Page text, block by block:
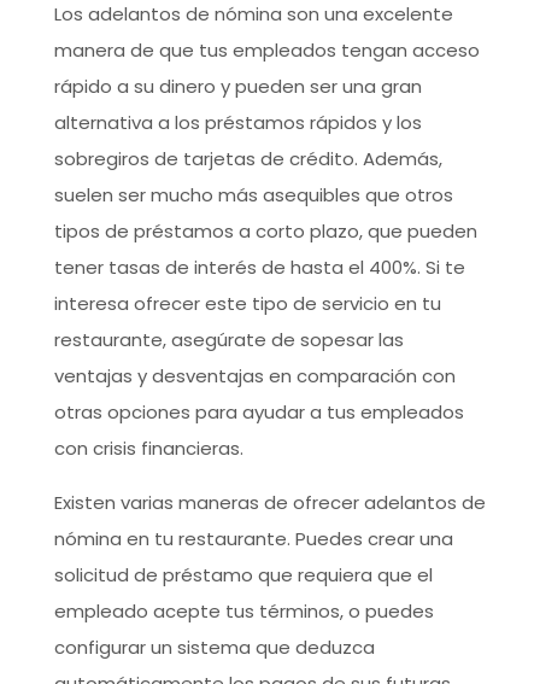
Los adelantos de nómina son una excelente
manera de que tus empleados tengan acceso
rápido a su dinero y pueden ser una gran
alternativa a los préstamos rápidos y los
sobregiros de tarjetas de crédito. Además,
suelen ser mucho más asequibles que otros
tipos de préstamos a corto plazo, que pueden
tener tasas de interés de hasta el 400%. Si te
interesa ofrecer este tipo de servicio en tu
restaurante, asegúrate de sopesar las
ventajas y desventajas en comparación con
otras opciones para ayudar a tus empleados
con crisis financieras.
Existen varias maneras de ofrecer adelantos de
nómina en tu restaurante. Puedes crear una
solicitud de préstamo que requiera que el
empleado acepte tus términos, o puedes
configurar un sistema que deduzca